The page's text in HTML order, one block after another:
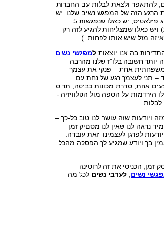
להתאפר ולצאת לבלות עם החברות
הרגע הזה של המפגש נשים שלנו. יש
כאלו שעושות את זה פעם בשבוע בחוג פילאטיס, יש כאלו שנפגשות 5
ימי הולדת) ויש כאלו שמצליחות להגיע לזה רק
מזל שיש אותו לפחות..)
בה אנו יוצאות למפגשי נשים
יותר חשובה בלו"ז שלנו מהרבה
אחת – פנקי את עצמך
– תני לעצמך רגע של נחת עם
אחת, סדרת מכונות כביסה, תריס
הירדמות על הספה מול הטלוויזיה -
לבלות.
ויודעות שזה עושה לנו טוב כל-כך –
נראה לנו שאין לנו מסםיק זמן
לפרגן לעצמינו. זאת עובדה.
בך ויודע שמגיע לך הפסקה מהכל.
זמן, הכניסי את זה לרוטינה
נשים לערבי נשים לכל מה